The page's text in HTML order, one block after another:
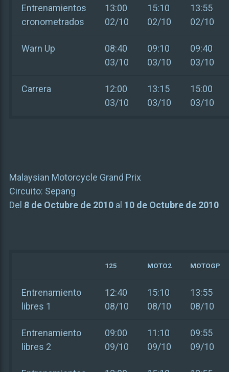
Entrenamientos
cronometrados
13:00
02/10
15:10
02/10
13:55
02/10
Warn Up
08:40
03/10
09:10
03/10
09:40
03/10
Carrera
12:00
03/10
13:15
03/10
15:00
03/10
Malaysian Motorcycle Grand Prix
Circuito: Sepang
Del 8 de Octubre de 2010al 10 de Octubre de 2010
125 MOTO2 MOTOGP
Entrenamiento
libres 1
12:40
08/10
15:10
08/10
13:55
08/10
Entrenamiento
libres 2
09:00
09/10
11:10
09/10
09:55
09/10